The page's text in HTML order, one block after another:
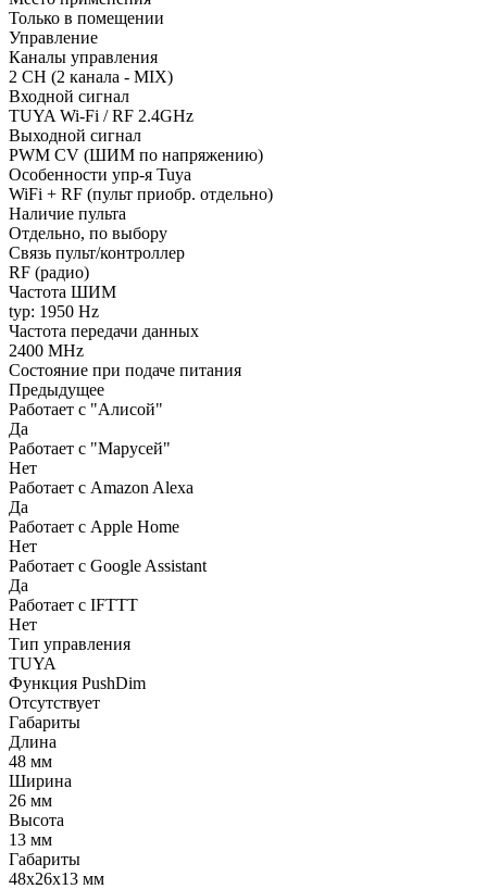
Только в помещении
Управление
Каналы управления
2 CH (2 канала - MIX)
Входной сигнал
TUYA Wi-Fi / RF 2.4GHz
Выходной сигнал
PWM СV (ШИМ по напряжению)
Особенности упр-я Tuya
WiFi + RF (пульт приобр. отдельно)
Наличие пульта
Отдельно, по выбору
Связь пульт/контроллер
RF (радио)
Частота ШИМ
typ: 1950 Hz
Частота передачи данных
2400 MHz
Состояние при подаче питания
Предыдущее
Работает с "Алисой"
Да
Работает с "Марусей"
Нет
Работает с Amazon Alexa
Да
Работает с Apple Home
Нет
Работает с Google Assistant
Да
Работает с IFTTT
Нет
Тип управления
TUYA
Функция PushDim
Отсутствует
Габариты
Длина
48 мм
Ширина
26 мм
Высота
13 мм
Габариты
48x26x13 мм